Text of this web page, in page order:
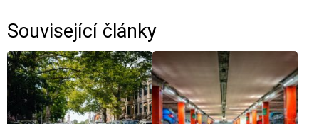
Související články